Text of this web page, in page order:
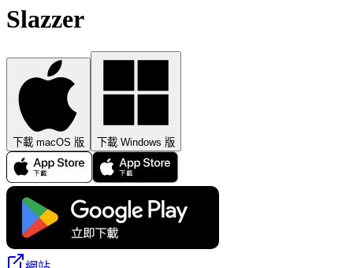
Slazzer
下載 macOS 版 下載 Windows 版